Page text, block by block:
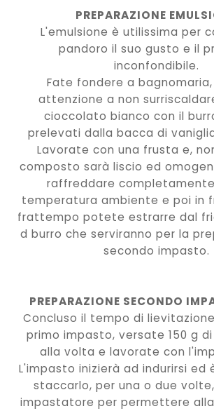
PREPARAZIONE
L'emulsione è utilissima per
pandoro il suo gusto e il
inconfondibile.
Fate fondere a
attenzione a non
cioccolato bianco con il
prelevati dalla bacca di
Lavorate con una frusta e,
composto sarà liscio ed
raffreddare
temperatura ambiente e poi in
frattempo potete estrarre dal
d burro che serviranno per la
secondo impasto.
PREPARAZIONE SECONDO
Concluso il tempo di
primo impasto, versate 150 g
alla volta e lavorate con
L'impasto inizierà ad indurirsi ed
staccarlo, per una o due
impastatore per permettere